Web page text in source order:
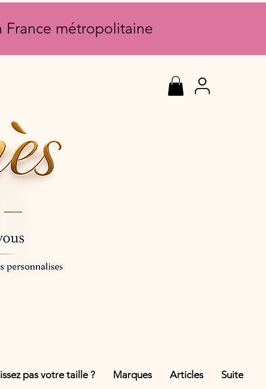
France métropolitaine
pas votre taille ? Marques Articles Suite